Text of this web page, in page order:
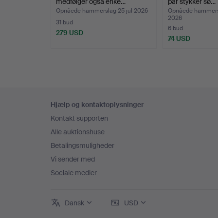
Opnåede hammerslag 25 jul 2026
31 bud
279 USD
Opnåede
2026
6 bud
74 USD
Hjælp og kontaktoplysninger
Kontakt supporten
Alle auktionshuse
Betalingsmuligheder
Vi sender med
Sociale medier
Dansk USD